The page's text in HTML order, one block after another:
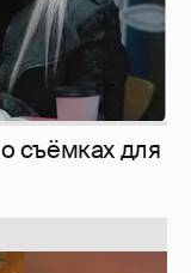
съёмках для